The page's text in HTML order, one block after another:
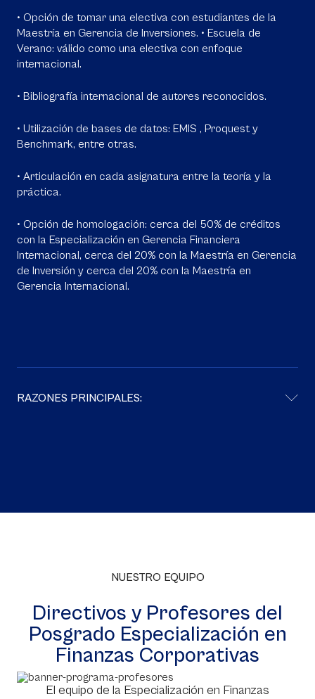
• Opción de tomar una electiva con estudiantes de la
Maestría en Gerencia de Inversiones. • Escuela de
Verano: válido como una electiva con enfoque
internacional.
• Bibliografía internacional de autores reconocidos.
• Utilización de bases de datos: EMIS , Proquest y
Benchmark, entre otras.
• Articulación en cada asignatura entre la teoría y la
práctica.
• Opción de homologación: cerca del 50% de créditos
con la Especialización en Gerencia Financiera
Internacional, cerca del 20% con la Maestría en Gerencia
de Inversión y cerca del 20% con la Maestría en
Gerencia Internacional.
RAZONES PRINCIPALES:
NUESTRO EQUIPO
Directivos y Profesores del
Posgrado Especialización en
Finanzas Corporativas
El equipo de la Especialización en Finanzas